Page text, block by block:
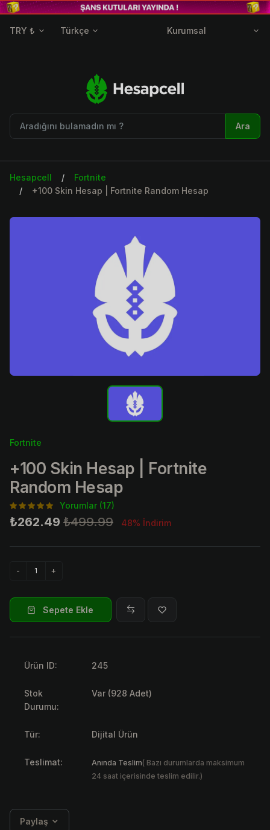
TRY ₺ Türkçe Kurumsal
Ara
Hesapcell
Fortnite
+100 Skin Hesap | Fortnite Random Hesap
Fortnite
+100 Skin Hesap | Fortnite
Random Hesap
Yorumlar (17)
₺262.49 ₺499.99 48% İndirim
Sepete Ekle
Ürün ID: 245
Stok
Durumu:
Var (928 Adet)
Tür: Dijital Ürün
Teslimat: Anında Teslim( Bazı durumlarda maksimum
24 saat içerisinde teslim edilir.)
Paylaş